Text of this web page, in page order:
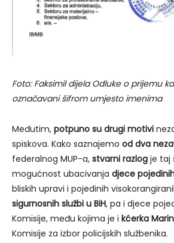
Foto: Faksimil dijela Odluke o prijemu
označavani šifrom umjesto imenima
Međutim, potpuno su drugi motivi
spiskova. Kako saznajemo od dva
federalnog MUP-a, stvarni razlog je taj
mogućnost ubacivanja djece
bliskih upravi i pojedinih
sigurnosnih službi u BiH, pa i djece
Komisije, među kojima je i kćerka
Komisije za izbor policijskih službenika.